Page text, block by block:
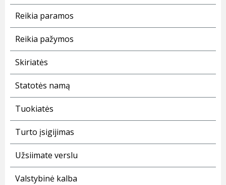
Reikia paramos
Reikia pažymos
Skiriatės
Statotės namą
Tuokiatės
Turto įsigijimas
Užsiimate verslu
Valstybinė kalba